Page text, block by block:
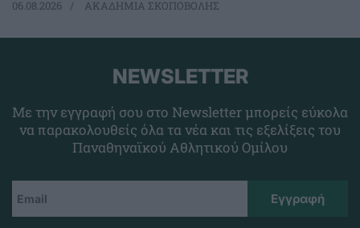
06.08.2026 ΑΚΑΔΗΜΙΑ ΣΚΟΠΟΒΟΛΗΣ
NEWSLETTER
Με την εγγραφή σου στο Newsletter μπορείς εύκολα
να παρακολουθείς όλα τα νέα και τις εξελίξεις του
Παναθηναϊκού Αθλητικού Ομίλου